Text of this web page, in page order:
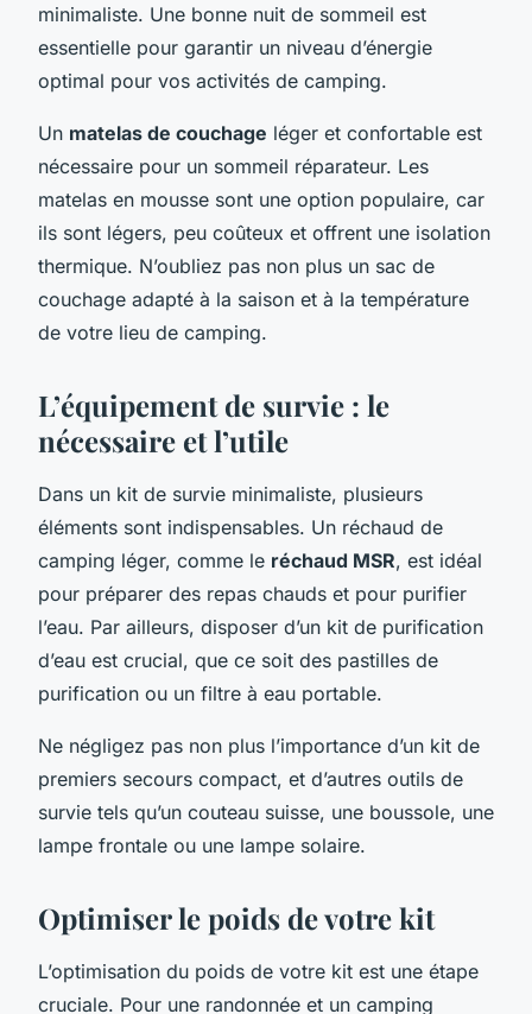
minimaliste. Une bonne nuit de sommeil est
essentielle pour garantir un niveau d’énergie
optimal pour vos activités de camping.
Un matelas de couchage léger et confortable est
nécessaire pour un sommeil réparateur. Les
matelas en mousse sont une option populaire, car
ils sont légers, peu coûteux et offrent une isolation
thermique. N’oubliez pas non plus un sac de
couchage adapté à la saison et à la température
de votre lieu de camping.
L’équipement de survie : le
nécessaire et l’utile
Dans un kit de survie minimaliste, plusieurs
éléments sont indispensables. Un réchaud de
camping léger, comme le réchaud MSR, est idéal
pour préparer des repas chauds et pour purifier
l’eau. Par ailleurs, disposer d’un kit de purification
d’eau est crucial, que ce soit des pastilles de
purification ou un filtre à eau portable.
Ne négligez pas non plus l’importance d’un kit de
premiers secours compact, et d’autres outils de
survie tels qu’un couteau suisse, une boussole, une
lampe frontale ou une lampe solaire.
Optimiser le poids de votre kit
L’optimisation du poids de votre kit est une étape
cruciale. Pour une randonnée et un camping